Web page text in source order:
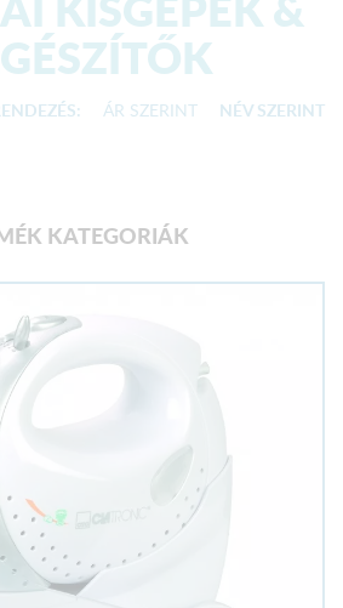
ÁR SZERINT NÉV SZERINT
KATEGORIÁK